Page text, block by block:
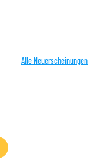
Alle Neuerscheinungen